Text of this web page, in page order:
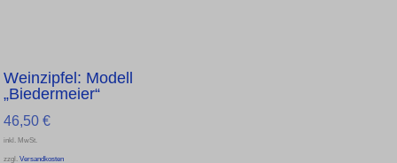
Weinzipfel: Modell
„Biedermeier“
46,50 €
inkl. MwSt.
zzgl. Versandkosten